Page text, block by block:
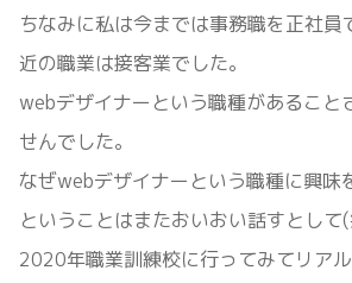
ちなみに私は今までは事務職を正社員
近の職業は接客業でした。
webデザイナーという職種があること
せんでした。
なぜwebデザイナーという職種に興味
ということはまたおいおい話すとして
2020年職業訓練校に行ってみてリア